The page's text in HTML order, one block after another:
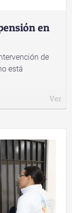
en
de
está
Ver